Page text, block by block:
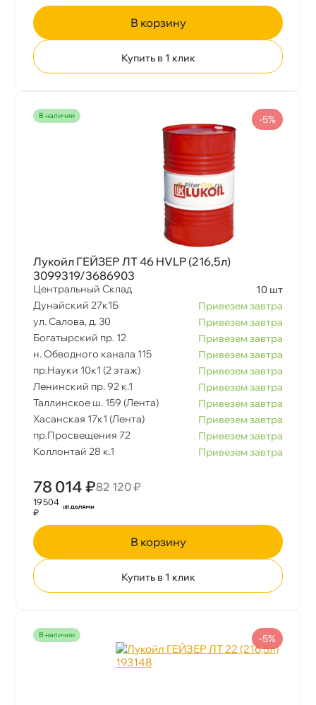
корзину
Купить в 1 клик
наличии
Лукойл ГЕЙЗЕР ЛТ 46 HVLP (216,5л)
3099319/3686903
Центральный Склад
10 шт
Дунайский 27к1Б
Привезем завтра
ул. Салова, д. 30
Привезем завтра
Богатырский пр. 12
Привезем завтра
н. Обводного канала 115
Привезем завтра
пр.Науки 10к1 (2 этаж)
Привезем завтра
Ленинский пр. 92 к.1
Привезем завтра
Таллинское ш. 159 (Лента)
Привезем завтра
Хасанская 17к1 (Лента)
Привезем завтра
пр.Просвещения 72
Привезем завтра
Коллонтай 28 к.1
Привезем завтра
78 014 ₽82 120 ₽
-5%
19 504
₽
корзину
Купить в 1 клик
наличии -5%